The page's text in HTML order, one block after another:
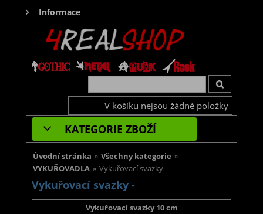
Informace
V košíku nejsou žádné položky
KATEGORIE ZBOŽÍ
Úvodní stránka » Všechny kategorie »
VYKUŘOVADLA » Vykuřovací svazky
Vykuřovací svazky -
Vykuřovací svazky 10 cm